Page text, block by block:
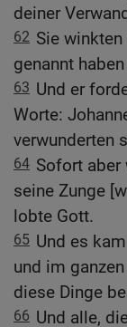
deiner
62 Sie
genannt
63 Und er
Worte:
verwunderten
64 Sofort aber
seine Zunge
lobte Gott.
65 Und es
und im
diese Dinge
66 Und alle,